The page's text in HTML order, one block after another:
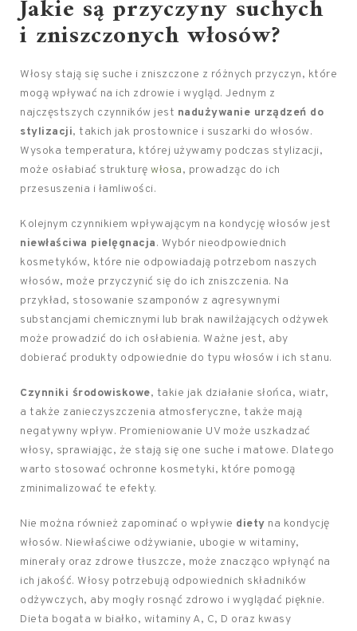
Jakie są przyczyny suchych
i zniszczonych włosów?
Włosy stają się suche i zniszczone z różnych przyczyn, które
mogą wpływać na ich zdrowie i wygląd. Jednym z
najczęstszych czynników jest nadużywanie urządzeń do
stylizacji, takich jak prostownice i suszarki do włosów.
Wysoka temperatura, której używamy podczas stylizacji,
może osłabiać strukturę włosa, prowadząc do ich
przesuszenia i łamliwości.
Kolejnym czynnikiem wpływającym na kondycję włosów jest
niewłaściwa pielęgnacja. Wybór nieodpowiednich
kosmetyków, które nie odpowiadają potrzebom naszych
włosów, może przyczynić się do ich zniszczenia. Na
przykład, stosowanie szamponów z agresywnymi
substancjami chemicznymi lub brak nawilżających odżywek
może prowadzić do ich osłabienia. Ważne jest, aby
dobierać produkty odpowiednie do typu włosów i ich stanu.
Czynniki środowiskowe, takie jak działanie słońca, wiatr,
a także zanieczyszczenia atmosferyczne, także mają
negatywny wpływ. Promieniowanie UV może uszkadzać
włosy, sprawiając, że stają się one suche i matowe. Dlatego
warto stosować ochronne kosmetyki, które pomogą
zminimalizować te efekty.
Nie można również zapominać o wpływie diety na kondycję
włosów. Niewłaściwe odżywianie, ubogie w witaminy,
minerały oraz zdrowe tłuszcze, może znacząco wpłynąć na
ich jakość. Włosy potrzebują odpowiednich składników
odżywczych, aby mogły rosnąć zdrowo i wyglądać pięknie.
Dieta bogata w białko, witaminy A, C, D oraz kwasy